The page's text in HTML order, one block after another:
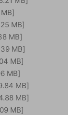
MB]
MB]
MB]
MB]
MB]
MB]
MB]
MB]